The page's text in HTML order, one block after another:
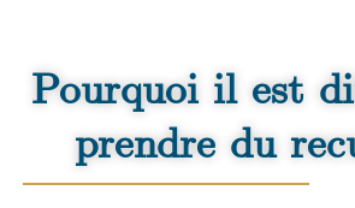
Pourquoi il est
prendre du